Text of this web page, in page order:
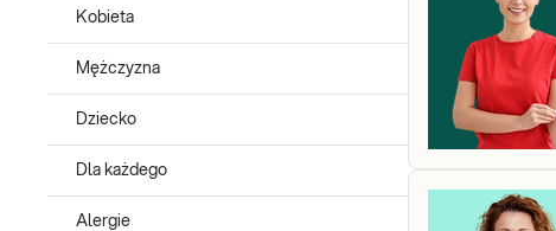
zapalenia stawów,
także wielu innych.
Kobieta
Mężczyzna
Dziecko
Dla każdego
Alergie